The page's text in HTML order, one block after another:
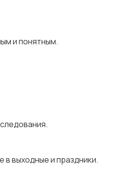
и понятным.
в выходные и праздники.